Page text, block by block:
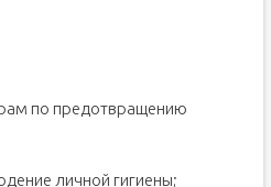
по предотвращению
личной гигиены;